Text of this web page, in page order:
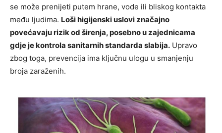
se može prenijeti putem hrane, vode ili bliskog kontakta
među ljudima. Loši higijenski uslovi značajno
povećavaju rizik od širenja, posebno u zajednicama
gdje je kontrola sanitarnih standarda slabija. Upravo
zbog toga, prevencija ima ključnu ulogu u smanjenju
broja zaraženih.